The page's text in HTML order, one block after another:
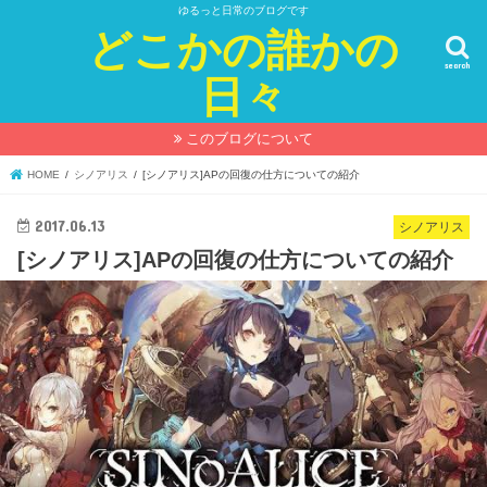
ゆるっと日常のブログです
どこかの誰かの
日々
search
このブログについて
HOME シノアリス [シノアリス]APの回復の仕方についての紹介
シノアリス
2017.06.13
[シノアリス]APの回復の仕方についての紹介